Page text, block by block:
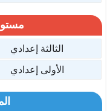
الثالثة إعدادي
الأولى إعدادي